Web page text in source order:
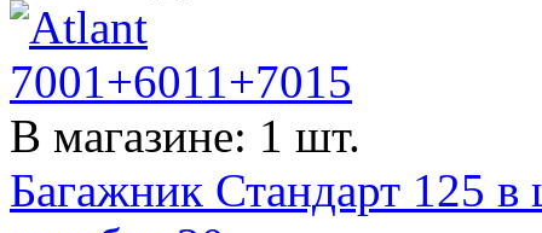
В магазине: 1 шт.
Багажник Стандарт 125